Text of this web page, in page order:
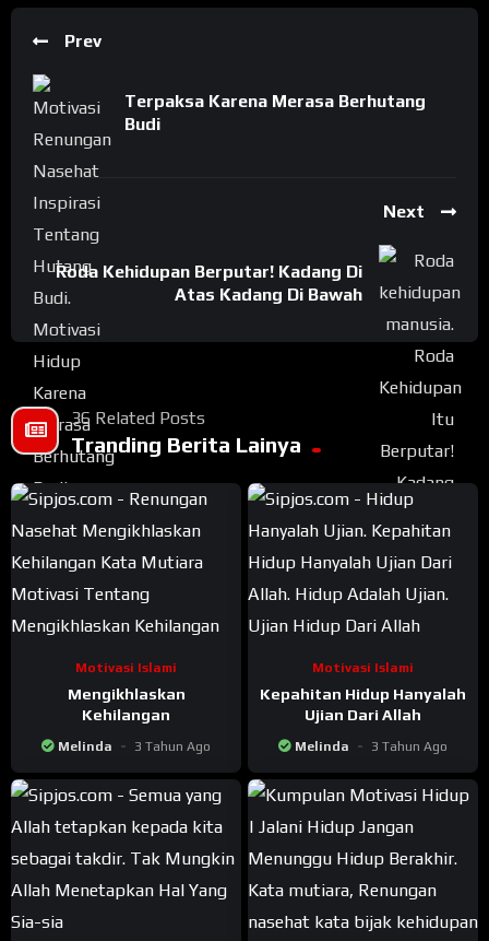
Prev
Terpaksa Karena Merasa Berhutang
Budi
Next
Roda Kehidupan Berputar! Kadang Di
Atas Kadang Di Bawah
36 Related Posts
Tranding Berita Lainya
Motivasi Islami
Mengikhlaskan
Kehilangan
Melinda 3 Tahun Ago
Motivasi Islami
Kepahitan Hidup Hanyalah
Ujian Dari Allah
Melinda 3 Tahun Ago